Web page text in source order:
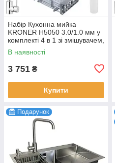
Набір Кухонна мийка
KRONER H5050 3.0/1.0 мм у
комплекті 4 в 1 зі змішувачем,
сушаркою та дозатором
В наявності
3 751 ₴
Купити
Подарунок